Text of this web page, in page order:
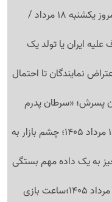
آخرین قیمت محصولات ایران خودرو امروز یکشنبه 18 مرداد /
علیه ایران یا تولد یک
نمایندگان تا احتمال
پسرش؛ «سرطان پدرم
پیش بینی قیمت طلا و سکه یکشنبه 18 مرداد 1405؛ چشم بازار به
به یک داده مهم بستگی
جدول پخش زنده بازی‌های یکشنبه 18 مرداد 1405؛ساعت بازی